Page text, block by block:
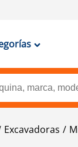
Excavadoras